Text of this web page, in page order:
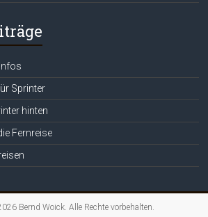
Sprinter
hinten
Fernreise
Bernd Woick. Alle Rechte vorbehalten.